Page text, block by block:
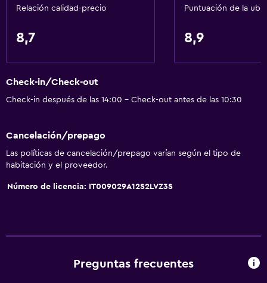
Relación calidad-precio
8,7
Puntuación de la
8,9
Check-in/Check-out
Check-in después de las 14:00 - Check-out antes de las 10:30
Cancelación/prepago
Las políticas de cancelación/prepago varían según el tipo de
habitación y el proveedor.
Número de licencia: IT009029A12S2LVZ3S
Preguntas frecuentes